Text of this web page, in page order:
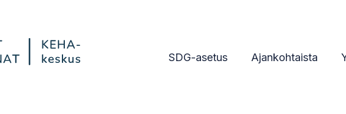
SDG-asetus Ajankohtaista